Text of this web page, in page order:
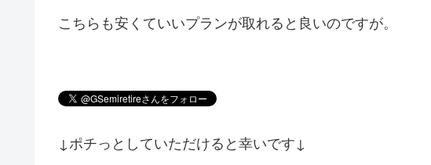
こちらも安くていいプランが取れると良いのですが。
↓ポチっとしていただけると幸いです↓